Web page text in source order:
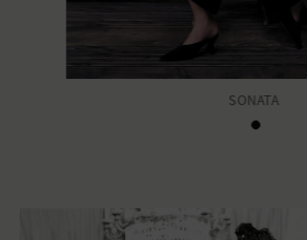
SONATA